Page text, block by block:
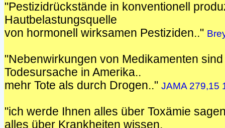
"Pestizidrückstände in konventionell
Hautbelastungsquelle
von hormonell wirksamen Pestiziden.."
"Nebenwirkungen von Medikamenten
Todesursache in Amerika..
mehr Tote als durch Drogen.." JAMA 279,15
"ich werde Ihnen alles über Toxämie
alles über Krankheiten wissen,